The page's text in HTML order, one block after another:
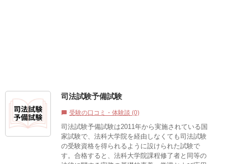
司法試験予備試験
chat_bubble 受験の口コミ・体験談 (0)
司法試験予備試験は2011年から実施されている国
家試験で、法科大学院を経由しなくても司法試験
の受験資格を得られるように設けられた試験で
す。合格すると、法科大学院課程修了者と同等の